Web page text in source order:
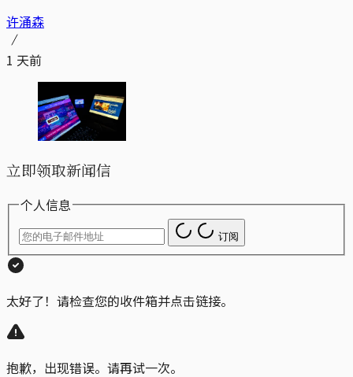
许涌森
1 天前
立即领取新闻信
个人信息
订阅
太好了！请检查您的收件箱并点击链接。
抱歉，出现错误。请再试一次。